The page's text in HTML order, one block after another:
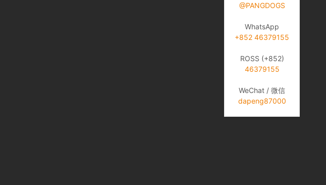
@PANGDOGS
WhatsApp
+852 46379155
ROSS (+852)
46379155
WeChat / 微信
dapeng87000